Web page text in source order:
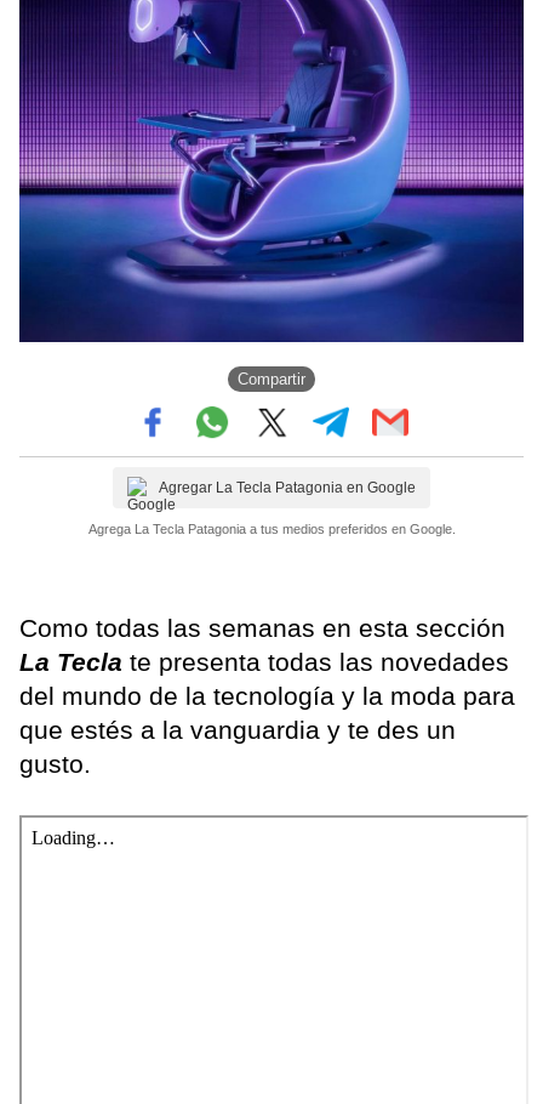
Compartir
Agregar La Tecla Patagonia en Google
Agrega La Tecla Patagonia a tus medios preferidos en Google.
Como todas las semanas en esta sección
La Tecla te presenta todas las novedades
del mundo de la tecnología y la moda para
que estés a la vanguardia y te des un
gusto.